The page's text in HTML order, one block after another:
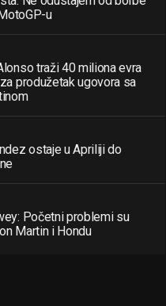
u
traži 40 miliona evra
produžetak ugovora sa
ostaje u Apriliji do
Početni problemi su
Martin i Hondu